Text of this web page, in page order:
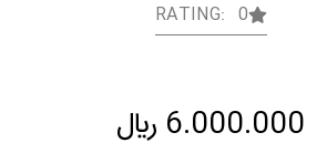
RATING: 0
6.000.000 ﷼